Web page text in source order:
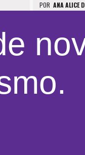
POR ANA ALICE